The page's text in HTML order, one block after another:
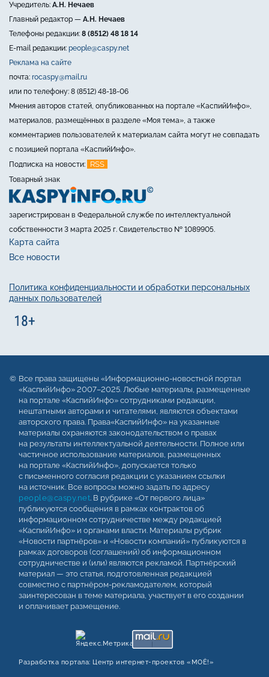
Учредитель: А.Н. Нечаев
Главный редактор — А.Н. Нечаев
Телефоны редакции: 8 (8512) 48 18 14
E-mail редакции: people@caspy.net
Реклама на сайте
почта: rocaspy@mail.ru
или по телефону: 8 (8512) 48-18-06
Мнения авторов статей, опубликованных на портале «КаспийИнфо»,
материалов, размещённых в разделе «Моя тема», а также
комментариев пользователей к материалам сайта могут не совпадать
с позицией портала «КаспийИнфо».
Подписка на новости:
RSS
Товарный знак
зарегистрирован в Федеральной службе по интеллектуальной
собственности 3 марта 2025 г. Свидетельство № 1089905.
Карта сайта
Все новости
Политика конфиденциальности и обработки персональных
данных пользователей
Все права защищены «Информационно-новостной портал
«КаспийИнфо» 2007–2025. Любые материалы, размещенные
на портале «КаспийИнфо» сотрудниками редакции,
нештатными авторами и читателями, являются объектами
авторского права. Права«КаспийИнфо» на указанные
материалы охраняются законодательством о правах
на результаты интеллектуальной деятельности. Полное или
частичное использование материалов, размещенных
на портале «КаспийИнфо», допускается только
с письменного согласия редакции с указанием ссылки
на источник. Все вопросы можно задать по адресу
people@caspy.net. В рубрике «От первого лица»
публикуются сообщения в рамках контрактов об
информационном сотрудничестве между редакцией
«КаспийИнфо» и органами власти. Материалы рубрик
«Новости партнёров» и «Новости компаний» публикуются в
рамках договоров (соглашений) об информационном
сотрудничестве и (или) являются рекламой. Партнёрский
материал — это статья, подготовленная редакцией
совместно с партнёром-рекламодателем, который
заинтересован в теме материала, участвует в его создании
и оплачивает размещение.
Разработка портала: Центр интернет‑проектов «МОЁ!»